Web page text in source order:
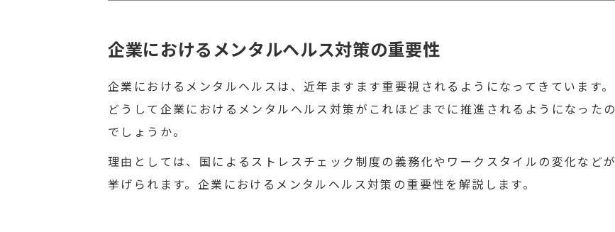
企業におけるメンタルヘルス対策の重要性
企業におけるメンタルヘルスは、近年ますます重要視されるようになってきています。
どうして企業におけるメンタルヘルス対策がこれほどまでに推進されるようになったの
でしょうか。
理由としては、国によるストレスチェック制度の義務化やワークスタイルの変化などが
挙げられます。企業におけるメンタルヘルス対策の重要性を解説します。